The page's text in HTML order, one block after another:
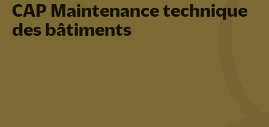
Nos établissements
CAP Maintenance technique
des bâtiments